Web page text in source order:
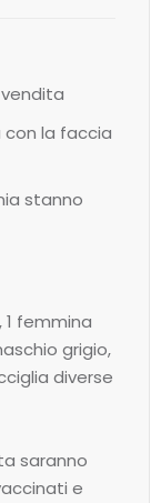
con la faccia
stanno
1 femmina
grigio,
diverse
saranno
e